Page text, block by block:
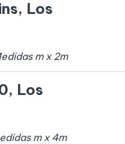
Los
m x 2m
Los
m x 4m